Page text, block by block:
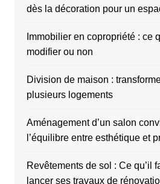
dès la décoration pour un
Immobilier en copropriété : ce
modifier ou non
Division de maison :
plusieurs logements
Aménagement d’un salon
l’équilibre entre esthétique et
Revêtements de sol : Ce qu’il
lancer ses travaux de